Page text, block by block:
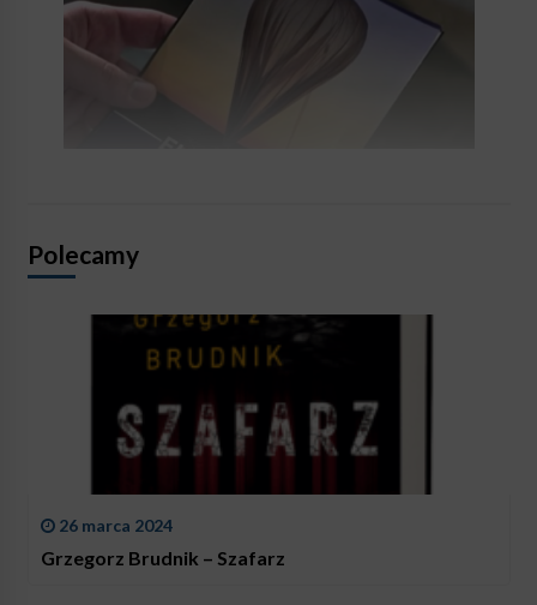
Polecamy
26 marca 2024
Grzegorz Brudnik – Szafarz